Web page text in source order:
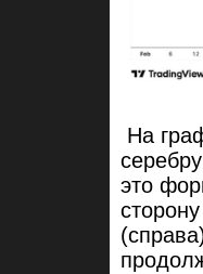
На
это